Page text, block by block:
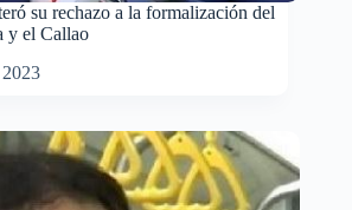
su rechazo a la formalización del
y el Callao
2023